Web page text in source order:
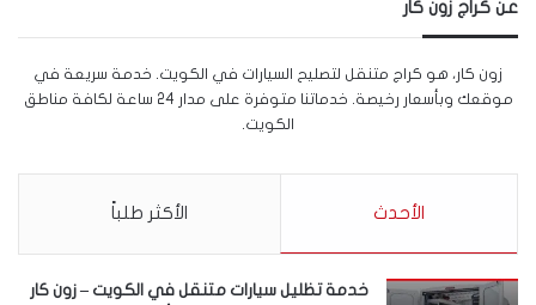
عن كراج زون كار
زون كار، هو كراج متنقل لتصليح السيارات في الكويت. خدمة سريعة في
موقعك وبأسعار رخيصة. خدماتنا متوفرة على مدار 24 ساعة لكافة مناطق
الكويت.
الأحدث الأكثر طلباً
خدمة تظليل سيارات متنقل في الكويت – زون كار